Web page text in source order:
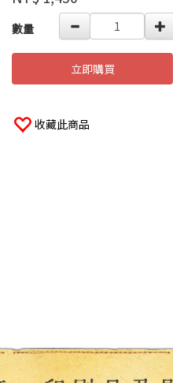
GOODS000000000000002069691
數量
立即購買
收藏此商品